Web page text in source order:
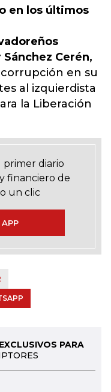
en los últimos
Cerén,
en su
al izquierdista
la Liberación
primer diario
financiero de
un clic
APP
PARA